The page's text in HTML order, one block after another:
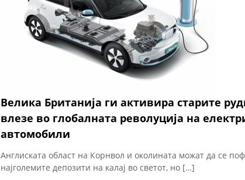
Велика Британија ги активира старите
влезе во глобалната револуција на
автомобили
Англиската област на Корнвол и околината можат да се
најголемите депозити на калај во светот, но […]